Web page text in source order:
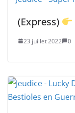
(Express)
23 juillet 2022 0